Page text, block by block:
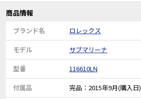
商品情報
ブランド名 ロレックス
モデル サブマリーナ
型番 116610LN
付属品 完品：2015年9月(購入日)